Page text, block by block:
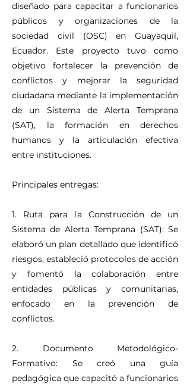
diseñado para capacitar a funcionarios
públicos y organizaciones de la
sociedad civil (OSC) en Guayaquil,
Ecuador. Este proyecto tuvo como
objetivo fortalecer la prevención de
conflictos y mejorar la seguridad
ciudadana mediante la implementación
de un Sistema de Alerta Temprana
(SAT), la formación en derechos
humanos y la articulación efectiva
entre instituciones.
Principales entregas:
1. Ruta para la Construcción de un
Sistema de Alerta Temprana (SAT): Se
elaboró un plan detallado que identificó
riesgos, estableció protocolos de acción
y fomentó la colaboración entre
entidades públicas y comunitarias,
enfocado en la prevención de
conflictos.
2. Documento Metodológico-
Formativo: Se creó una guía
pedagógica que capacitó a funcionarios